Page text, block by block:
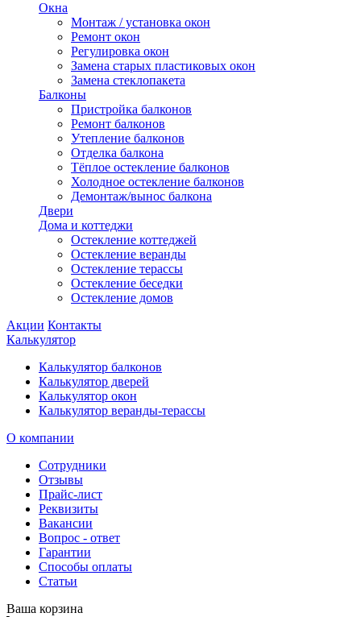
Окна
Монтаж / установка окон
Ремонт окон
Регулировка окон
Замена старых пластиковых окон
Замена стеклопакета
Балконы
Пристройка балконов
Ремонт балконов
Утепление балконов
Отделка балкона
Тёплое остекление балконов
Холодное остекление балконов
Демонтаж/вынос балкона
Двери
Дома и коттеджи
Остекление коттеджей
Остекление веранды
Остекление терассы
Остекление беседки
Остекление домов
Акции Контакты
Калькулятор
Калькулятор балконов
Калькулятор дверей
Калькулятор окон
Калькулятор веранды-терассы
О компании
Сотрудники
Отзывы
Прайс-лист
Реквизиты
Вакансии
Вопрос - ответ
Гарантии
Способы оплаты
Статьи
Ваша корзина